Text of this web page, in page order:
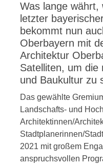
Was lange währt,
letzter
bekommt nun
Oberbayern mit
Architektur
Satelliten, um die
und Baukultur zu
Das gewählte
Landschafts- und
Architektinnen/
Stadtplanerinnen/
2021 mit großem
anspruchsvollen